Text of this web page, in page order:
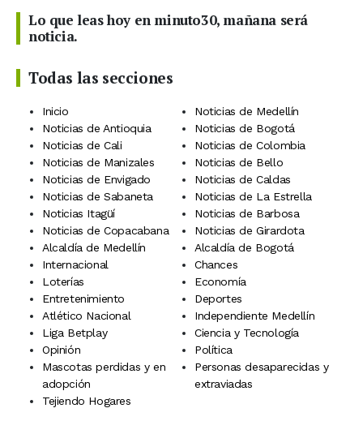
Lo que leas hoy en minuto30, mañana será
noticia.
Todas las secciones
Inicio
Noticias de Medellín
Noticias de Antioquia
Noticias de Bogotá
Noticias de Cali
Noticias de Colombia
Noticias de Manizales
Noticias de Bello
Noticias de Envigado
Noticias de Caldas
Noticias de Sabaneta
Noticias de La Estrella
Noticias Itagüí
Noticias de Barbosa
Noticias de Copacabana
Noticias de Girardota
Alcaldía de Medellín
Alcaldía de Bogotá
Internacional
Chances
Loterías
Economía
Entretenimiento
Deportes
Atlético Nacional
Independiente Medellín
Liga Betplay
Ciencia y Tecnología
Opinión
Política
Mascotas perdidas y en
adopción
Personas desaparecidas y
extraviadas
Tejiendo Hogares